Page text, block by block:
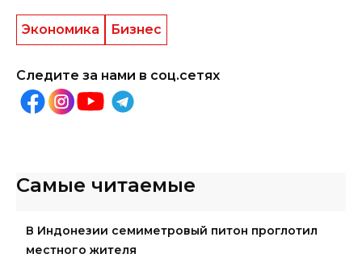
Экономика Бизнес
Следите за нами в соц.сетях
Самые читаемые
В Индонезии семиметровый питон проглотил
местного жителя